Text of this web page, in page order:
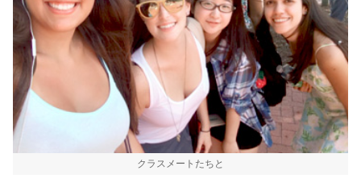
クラスメートたちと